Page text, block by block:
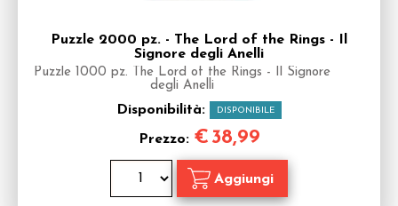
Puzzle 2000 pz. - The Lord of the Rings - Il
Signore degli Anelli
Puzzle 1000 pz. The Lord of the Rings - Il Signore
degli Anelli
Disponibilità: DISPONIBILE
Prezzo: € 38,99